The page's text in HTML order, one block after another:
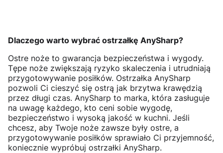
Dlaczego warto wybrać ostrzałkę AnySharp?
Ostre noże to gwarancja bezpieczeństwa i wygody.
Tępe noże zwiększają ryzyko skaleczenia i utrudniają
przygotowywanie posiłków. Ostrzałka AnySharp
pozwoli Ci cieszyć się ostrą jak brzytwa krawędzią
przez długi czas. AnySharp to marka, która zasługuje
na uwagę każdego, kto ceni sobie wygodę,
bezpieczeństwo i wysoką jakość w kuchni. Jeśli
chcesz, aby Twoje noże zawsze były ostre, a
przygotowywanie posiłków sprawiało Ci przyjemność,
koniecznie wypróbuj ostrzałki AnySharp.